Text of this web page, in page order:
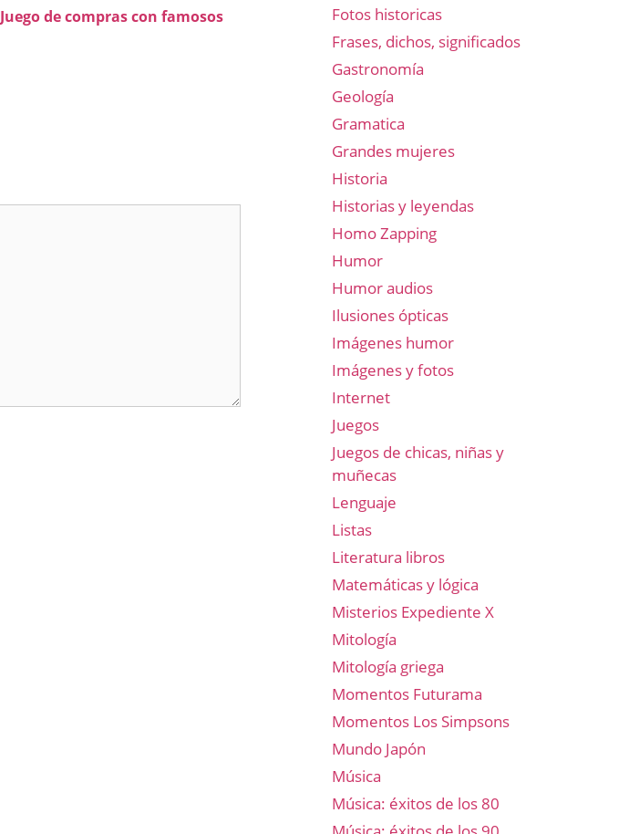
Juego de compras con famosos
Fotos historicas
Frases, dichos, significados
Gastronomía
Geología
Gramatica
Grandes mujeres
Historia
Historias y leyendas
Homo Zapping
Humor
Humor audios
Ilusiones ópticas
Imágenes humor
Imágenes y fotos
Internet
Juegos
Juegos de chicas, niñas y
muñecas
Lenguaje
Listas
Literatura libros
Matemáticas y lógica
Misterios Expediente X
Mitología
Mitología griega
Momentos Futurama
Momentos Los Simpsons
Mundo Japón
Música
Música: éxitos de los 80